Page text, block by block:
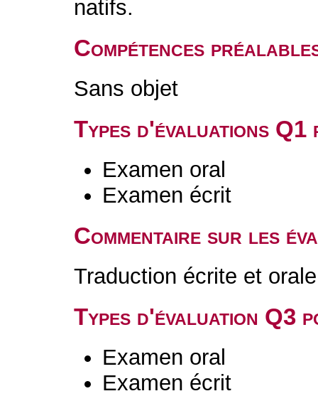
natifs.
Compétences
Sans objet
Types d'évaluations
Examen oral
Examen écrit
Commentaire sur les
Traduction écrite et orale
Types d'évaluation Q3
Examen oral
Examen écrit